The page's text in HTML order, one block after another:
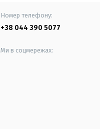
Номер телефону:
+38 044 390 5077
Ми в соцмережах: